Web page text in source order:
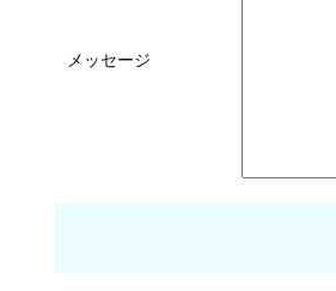
メッセージ